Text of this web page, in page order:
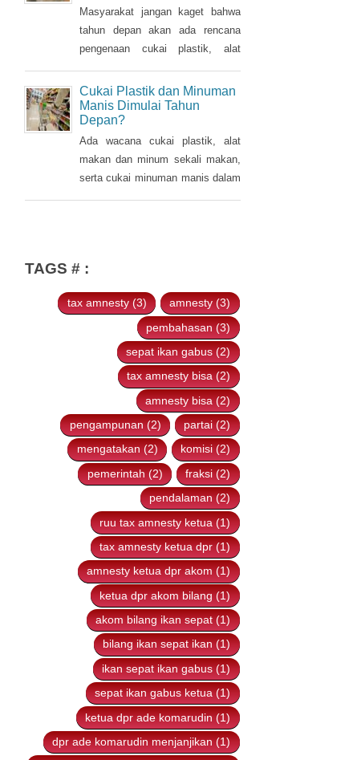
RAPBN 2022 yang sebelumnya
dibacakan Presiden Jokowi
sebelumnya dalam Pidato
2021.
Masyarakat jangan kaget bahwa
tahun depan akan ada rencana
pengenaan cukai plastik, alat
serta cukai minuman manis dalam
kemasan pada tahun 2022.
Cukai Plastik dan Minuman
Manis Dimulai Tahun
Depan?
Ada wacana cukai plastik, alat
makan dan minum sekali makan,
serta cukai minuman manis dalam
Banggar DPR RI bersama
2021.
TAGS # :
tax amnesty (3)
amnesty (3)
pembahasan (3)
sepat ikan gabus (2)
tax amnesty bisa (2)
amnesty bisa (2)
pengampunan (2)
partai (2)
mengatakan (2)
komisi (2)
pemerintah (2)
fraksi (2)
pendalaman (2)
ruu tax amnesty ketua (1)
tax amnesty ketua dpr (1)
amnesty ketua dpr akom (1)
ketua dpr akom bilang (1)
akom bilang ikan sepat (1)
bilang ikan sepat ikan (1)
ikan sepat ikan gabus (1)
sepat ikan gabus ketua (1)
ketua dpr ade komarudin (1)
dpr ade komarudin menjanjikan (1)